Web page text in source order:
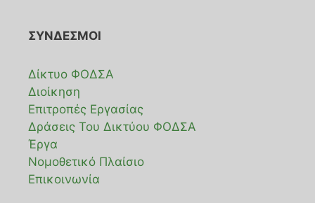
ΣΥΝΔΕΣΜΟΙ
Δίκτυο ΦΟΔΣΑ
Διοίκηση
Επιτροπές Εργασίας
Δράσεις Του Δικτύου ΦΟΔΣΑ
Έργα
Νομοθετικό Πλαίσιο
Επικοινωνία